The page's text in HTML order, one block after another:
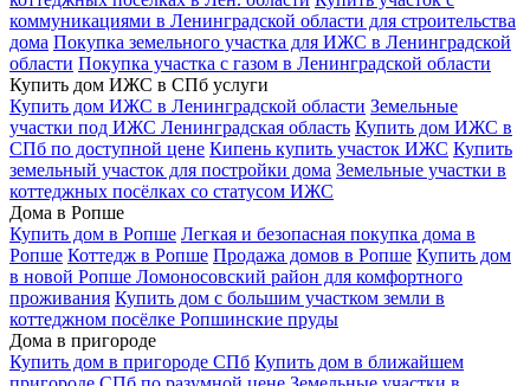
коммуникациями в Ленинградской области для строительства
дома Покупка земельного участка для ИЖС в Ленинградской
области Покупка участка с газом в Ленинградской области
Купить дом ИЖС в СПб услуги
Купить дом ИЖС в Ленинградской области Земельные
участки под ИЖС Ленинградская область Купить дом ИЖС в
СПб по доступной цене Кипень купить участок ИЖС Купить
земельный участок для постройки дома Земельные участки в
коттеджных посёлках со статусом ИЖС
Дома в Ропше
Купить дом в Ропше Легкая и безопасная покупка дома в
Ропше Коттедж в Ропше Продажа домов в Ропше Купить дом
в новой Ропше Ломоносовский район для комфортного
проживания Купить дом с большим участком земли в
коттеджном посёлке Ропшинские пруды
Дома в пригороде
Купить дом в пригороде СПб Купить дом в ближайшем